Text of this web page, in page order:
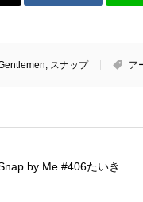
, スナップ ア
by Me #406たいき